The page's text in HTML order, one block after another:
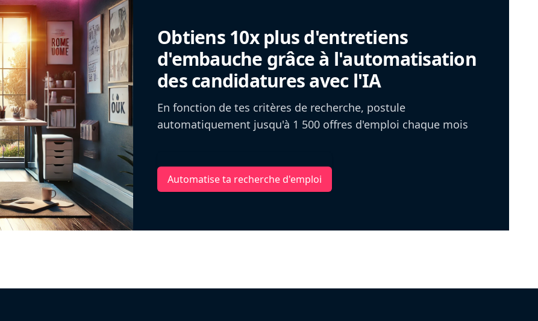
Obtiens 10x plus d'entretiens
d'embauche grâce à l'automatisation
des candidatures avec l'IA
En fonction de tes critères de recherche, postule
automatiquement jusqu'à 1 500 offres d'emploi chaque mois
Automatise ta recherche d'emploi